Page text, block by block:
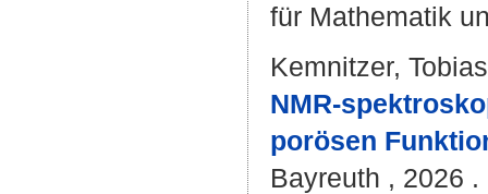
für Mathematik
Kemnitzer,
NMR-
porösen
Bayreuth , 2026 .